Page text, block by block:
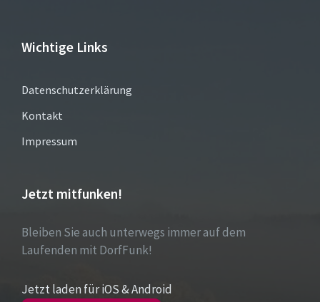
Wichtige Links
Datenschutzerklärung
Kontakt
Impressum
Jetzt mitfunken!
Bleiben Sie auch unterwegs immer auf dem
Laufenden mit DorfFunk!
Jetzt laden für iOS & Android